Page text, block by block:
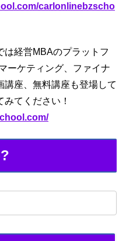
carlonlinebzscho
は経営MBAのプラットフ
ーケティング、ファイナ
講座、無料講座も登場して
てください！